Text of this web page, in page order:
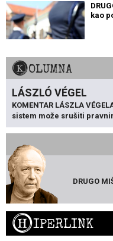
kao
KOLUMNA
LÁSZLÓ VÉGEL
KOMENTAR LÁSZLA
sistem može srušiti
DRUGO
HIPERLINK